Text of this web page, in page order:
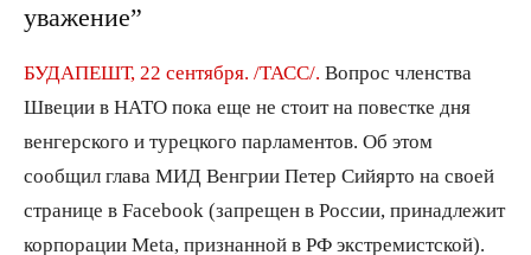
уважение”
БУДАПЕШТ, 22 сентября. /ТАСС/. Вопрос членства
Швеции в НАТО пока еще не стоит на повестке дня
венгерского и турецкого парламентов. Об этом
сообщил глава МИД Венгрии Петер Сийярто на своей
странице в Facebook (запрещен в России, принадлежит
корпорации Meta, признанной в РФ экстремистской).